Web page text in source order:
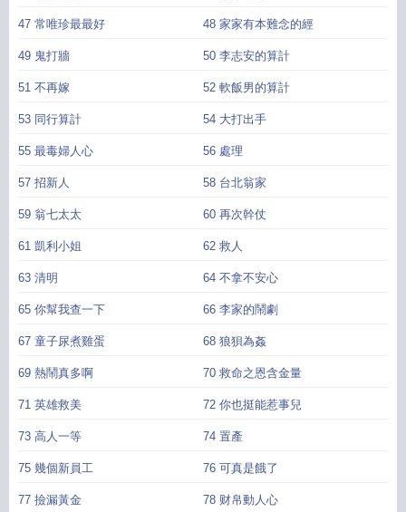
47 常唯珍最最好 48 家家有本難念的經
49 鬼打牆 50 李志安的算計
51 不再嫁 52 軟飯男的算計
53 同行算計 54 大打出手
55 最毒婦人心 56 處理
57 招新人 58 台北翁家
59 翁七太太 60 再次幹仗
61 凱利小姐 62 救人
63 清明 64 不拿不安心
65 你幫我查一下 66 李家的鬧劇
67 童子尿煮雞蛋 68 狼狽為姦
69 熱鬧真多啊 70 救命之恩含金量
71 英雄救美 72 你也挺能惹事兒
73 高人一等 74 置產
75 幾個新員工 76 可真是餓了
77 撿漏黃金 78 财帛動人心